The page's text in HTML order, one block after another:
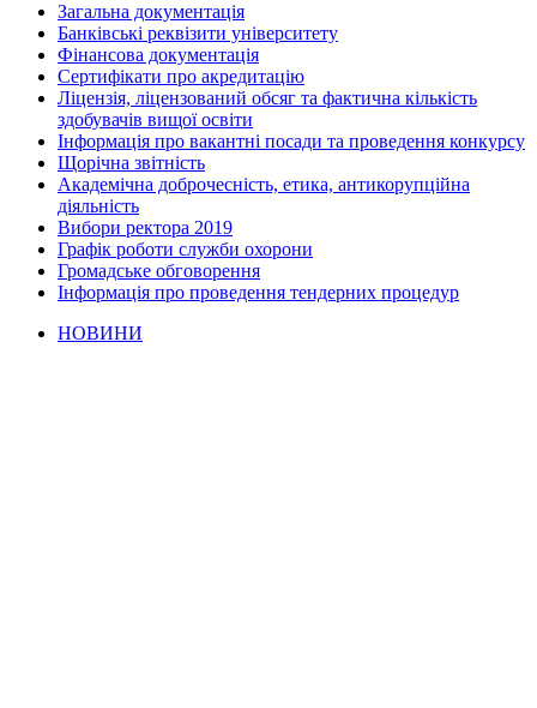
Загальна документація
Банківські реквізити університету
Фінансова документація
Сертифікати про акредитацію
Ліцензія, ліцензований обсяг та фактична кількість
здобувачів вищої освіти
Інформація про вакантні посади та проведення конкурсу
Щорічна звітність
Академічна доброчесність, етика, антикорупційна
діяльність
Вибори ректора 2019
Графік роботи служби охорони
Громадське обговорення
Інформація про проведення тендерних процедур
НОВИНИ